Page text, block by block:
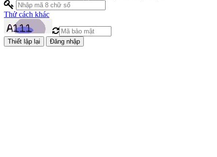
Thử cách khác
Đăng nhập